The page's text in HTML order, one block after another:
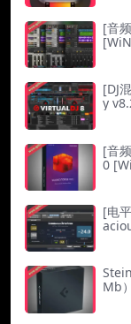
[音
[DJ
y
[音
0
[电
Mb）